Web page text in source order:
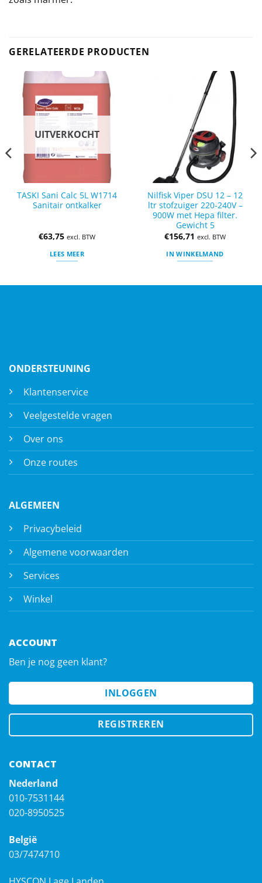
GERELATEERDE PRODUCTEN
UITVERKOCHT
TASKI Sani Calc 5L W1714
Sanitair ontkalker
€63,75 excl. BTW
LEES MEER
Nilfisk Viper DSU 12 – 12
ltr stofzuiger 220-240V –
900W met Hepa filter.
Gewicht 5
€156,71 excl. BTW
IN WINKELMAND
ONDERSTEUNING
Klantenservice
Veelgestelde vragen
Over ons
Onze routes
ALGEMEEN
Privacybeleid
Algemene voorwaarden
Services
Winkel
ACCOUNT
Ben je nog geen klant?
INLOGGEN
REGISTREREN
CONTACT
Nederland
010-7531144
020-8950525
België
03/7474710